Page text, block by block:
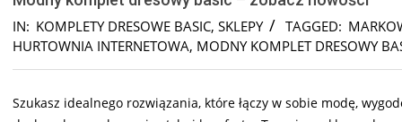
IN: KOMPLETY DRESOWE BASIC, SKLEPY TAGGED:
HURTOWNIA INTERNETOWA, MODNY KOMPLET DRESOWY
Szukasz idealnego rozwiązania, które łączy w sobie modę,